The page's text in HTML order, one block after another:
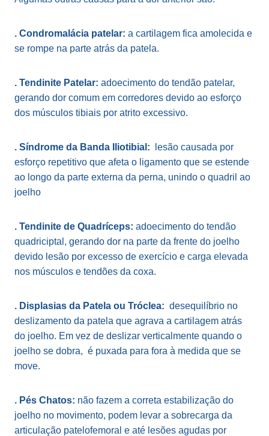
. Condromalácia patelar: a cartilagem fica amolecida e
se rompe na parte atrás da patela.
. Tendinite Patelar: adoecimento do tendão patelar,
gerando dor comum em corredores devido ao esforço
dos músculos tibiais por atrito excessivo.
. Síndrome da Banda Iliotibial:
lesão causada por
esforço repetitivo que afeta o ligamento que se estende
ao longo da parte externa da perna, unindo o quadril ao
joelho
. Tendinite de Quadríceps: adoecimento do tendão
quadriciptal, gerando dor na parte da frente do joelho
devido lesão por excesso de exercício e carga elevada
nos músculos e tendões da coxa.
. Displasias da Patela ou Tróclea: desequilíbrio no
deslizamento da patela que agrava a cartilagem atrás
do joelho. Em vez de deslizar verticalmente quando o
joelho se dobra, é puxada para fora à medida que se
move.
. Pés Chatos: não fazem a correta estabilização do
joelho no movimento, podem levar a sobrecarga da
articulação patelofemoral e até lesões agudas por